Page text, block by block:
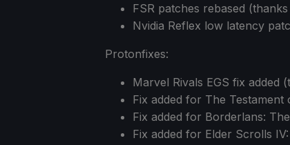
FSR patches rebased
Nvidia Reflex low latency
Protonfixes:
Marvel Rivals EGS fix added
Fix added for The
Fix added for Borderlans:
Fix added for Elder Scrolls